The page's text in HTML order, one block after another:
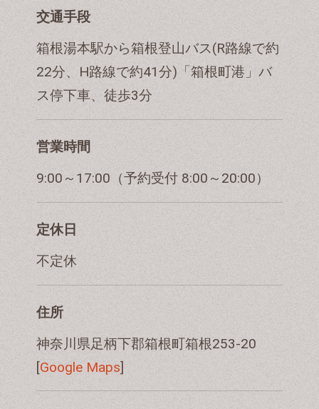
交通手段
箱根湯本駅から箱根登山バス(R路線で約
22分、H路線で約41分)「箱根町港」バ
ス停下車、徒歩3分
営業時間
9:00～17:00（予約受付 8:00～20:00）
定休日
不定休
住所
神奈川県足柄下郡箱根町箱根253-20
[Google Maps]